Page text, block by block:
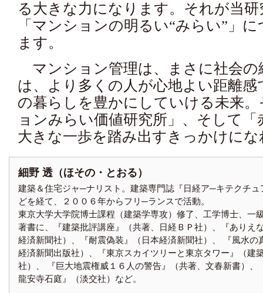
る大きな力になります。それが当
「マンションの明るい“みらい”」
ます。
マンション管理は、まさに社会の
は、より多くの人が心地よい距離
の暮らしを豊かにしていける未来
ョンみらい価値研究所」、そして
大きな一歩を踏み出すきっかけに
細野 透（ほその・とおる）
建築＆住宅ジャ─ナリスト。建築専門誌『日経ア─キテクチュ
どを経て、２００６年からフリ─ランスで活動。
東京大学大学院博士課程（建築学専攻）修了、工学博士、一
著書に、『建築批評講座』（共著、日経ＢＰ社）、『ありえ
経済新聞社）、『耐震偽装』（日本経済新聞社）、 『風水の
経済新聞出版社）、『東京スカイツリーと東京タワー』（建
社）、 『巨大地震権威１６人の警告』（共著、文春新書）
龍安寺石庭』（淡交社）など。